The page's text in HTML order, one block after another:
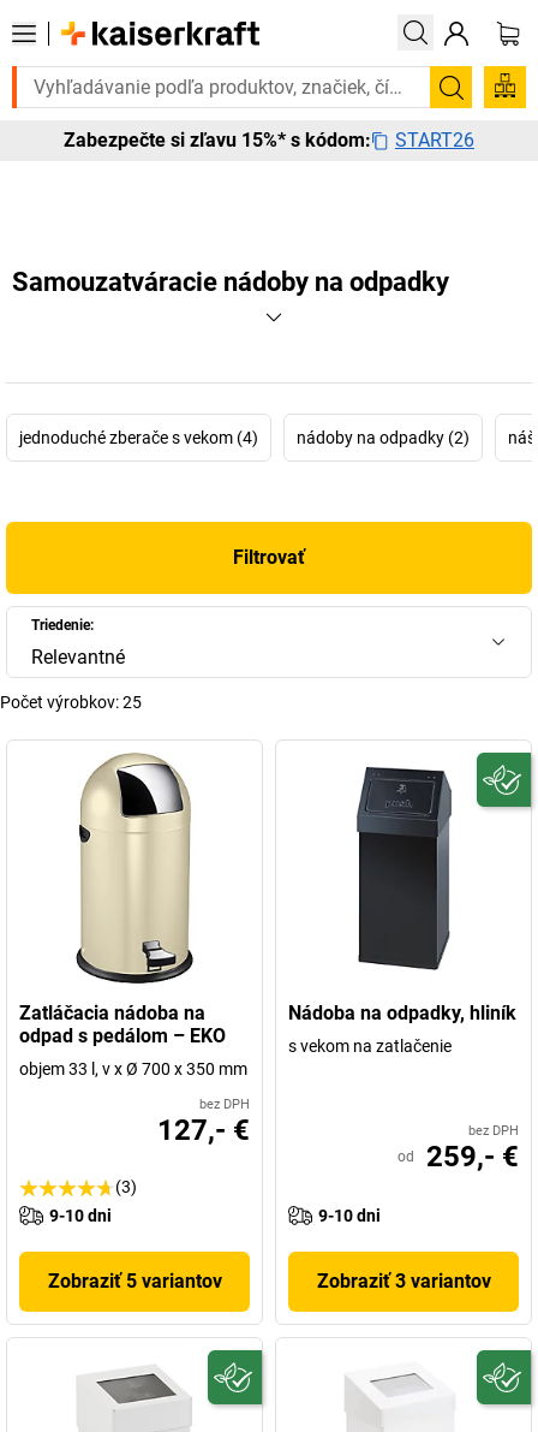
Potrebujete to urgentne? Vybrané bestsellery doručíme do 72
Zabezpečte si zľavu 15%* s kódom: START26
Samouzatváracie nádoby na odpadky
jednoduché zberače s vekom (4) nádoby na odpadky (2)
Filtrovať
Triedenie:
Relevantné
Počet výrobkov:25
Zatláčacia nádoba na
odpad s pedálom – EKO
objem 33 l, v x Ø 700 x 350 mm
bez DPH
127,- €
(3)
9-10 dni
Zobraziť 5 variantov
Nádoba na odpadky, hliník
s vekom na zatlačenie
bez DPH
od 259,- €
9-10 dni
Zobraziť 3 variantov